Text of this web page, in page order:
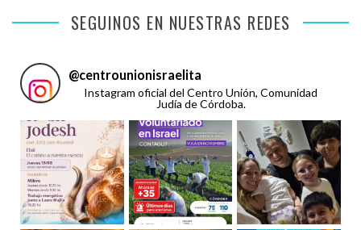
SEGUINOS EN NUESTRAS REDES
@centrounionisraelita
Instagram oficial del Centro Unión, Comunidad
Judía de Córdoba.